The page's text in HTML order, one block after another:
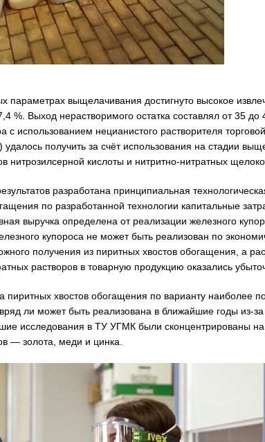
параметрах выщелачивания достигнуто высокое
%. Выход нерастворимого остатка составлял от 35 до
с использованием нецианистого растворителя
удалось получить за счёт использования на стадии
нитрозилсерной кислоты и нитритно-нитратных
разработана принципиальная
по разработанной технологии капитальные
выручка определена от реализации железного
купороса не может быть реализован по
получения из пиритных хвостов обогащения, а
растворов в товарную продукцию оказались
пиритных хвостов обогащения по варианту наиболее
ли может быть реализована в ближайшие годы из-
исследования в ТУ УГМК были сконцентрированы на
— золота, меди и цинка.